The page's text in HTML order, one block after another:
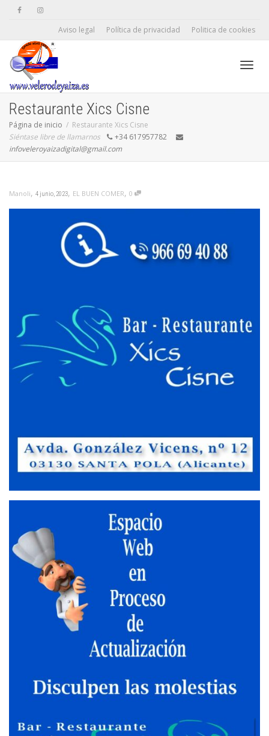
Aviso legal Política de privacidad Politica de cookies
Restaurante Xics Cisne
Página de inicio
Restaurante Xics Cisne
Siéntase libre de llamarnos
+34 617957782
infoveleroyaizadigital@gmail.com
Manoli, 4 junio, 2023, EL BUEN COMER, 0